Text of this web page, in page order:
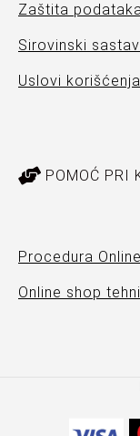
Zaštita
Sirovinski
Uslovi
POMOĆ PRI
Procedura
Online shop